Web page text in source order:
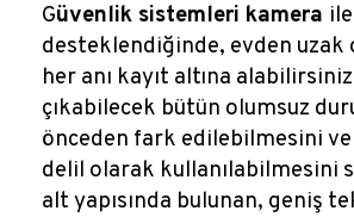
Güvenlik sistemleri kamera ile
desteklendiğinde, evden uzak
her anı kayıt altına
çıkabilecek bütün olumsuz
önceden fark edilebilmesini
delil olarak kullanılabilmesini
alt yapısında bulunan, geniş